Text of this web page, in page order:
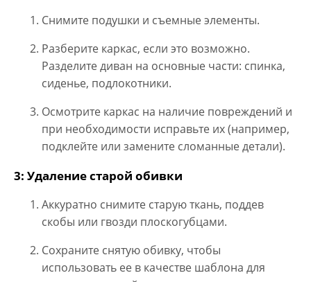
Снимите подушки и съемные элементы.
Разберите каркас, если это возможно.
Разделите диван на основные части: спинка,
сиденье, подлокотники.
Осмотрите каркас на наличие повреждений и
при необходимости исправьте их (например,
подклейте или замените сломанные детали).
3: Удаление старой обивки
Аккуратно снимите старую ткань, поддев
скобы или гвозди плоскогубцами.
Сохраните снятую обивку, чтобы
использовать ее в качестве шаблона для